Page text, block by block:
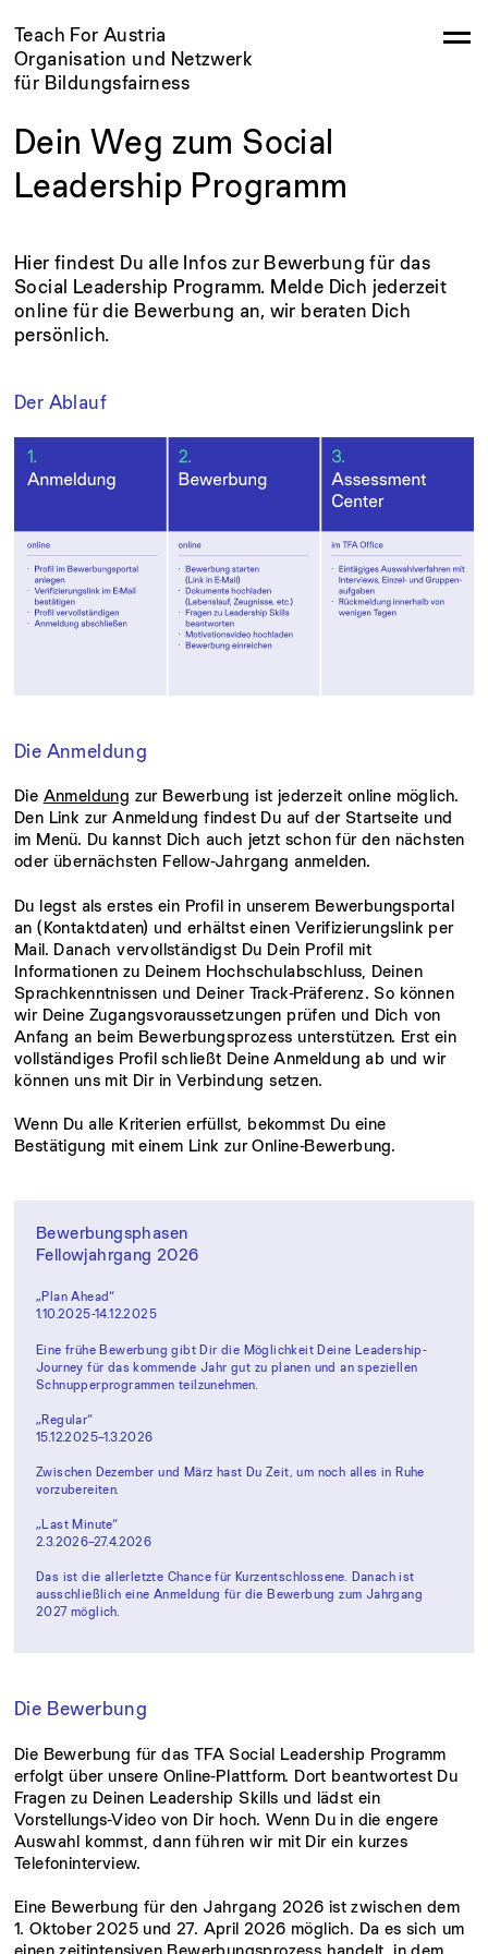
Teach For Austria
Organisation und Netzwerk
für Bildungsfairness
Dein Weg zum Social
Leadership Programm
Hier findest Du alle Infos zur Bewerbung für das
Social Leadership Programm. Melde Dich jederzeit
online für die Bewerbung an, wir beraten Dich
persönlich.
Der Ablauf
Die Anmeldung
Die Anmeldung zur Bewerbung ist jederzeit online möglich.
Den Link zur Anmeldung findest Du auf der Startseite und
im Menü. Du kannst Dich auch jetzt schon für den nächsten
oder übernächsten Fellow-Jahrgang anmelden.
Du legst als erstes ein Profil in unserem Bewerbungsportal
an (Kontaktdaten) und erhältst einen Verifizierungslink per
Mail. Danach vervollständigst Du Dein Profil mit
Informationen zu Deinem Hochschulabschluss, Deinen
Sprachkenntnissen und Deiner Track-Präferenz. So können
wir Deine Zugangsvoraussetzungen prüfen und Dich von
Anfang an beim Bewerbungsprozess unterstützen. Erst ein
vollständiges Profil schließt Deine Anmeldung ab und wir
können uns mit Dir in Verbindung setzen.
Wenn Du alle Kriterien erfüllst, bekommst Du eine
Bestätigung mit einem Link zur Online-Bewerbung.
Die Bewerbung
Die Bewerbung für das TFA Social Leadership Programm
erfolgt über unsere Online-Plattform. Dort beantwortest Du
Fragen zu Deinen Leadership Skills und lädst ein
Vorstellungs-Video von Dir hoch. Wenn Du in die engere
Auswahl kommst, dann führen wir mit Dir ein kurzes
Telefoninterview.
Eine Bewerbung für den Jahrgang 2026 ist zwischen dem
1. Oktober 2025 und 27. April 2026 möglich. Da es sich um
Bewerbungsphasen
Fellowjahrgang 2026
„Plan Ahead“
1.10.2025-14.12.2025
Eine frühe Bewerbung gibt Dir die Möglichkeit Deine Leadership-
Journey für das kommende Jahr gut zu planen und an speziellen
Schnupperprogrammen teilzunehmen.
„Regular“
15.12.2025–1.3.2026
Zwischen Dezember und März hast Du Zeit, um noch alles in Ruhe
vorzubereiten.
„Last Minute“
2.3.2026–27.4.2026
Das ist die allerletzte Chance für Kurzentschlossene. Danach ist
ausschließlich eine Anmeldung für die Bewerbung zum Jahrgang
2027 möglich.